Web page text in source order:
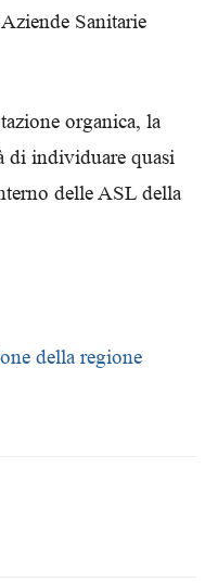
Sanitarie
organica, la
di individuare quasi
delle ASL della
della regione